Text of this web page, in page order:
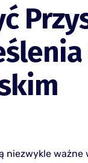
niezwykle